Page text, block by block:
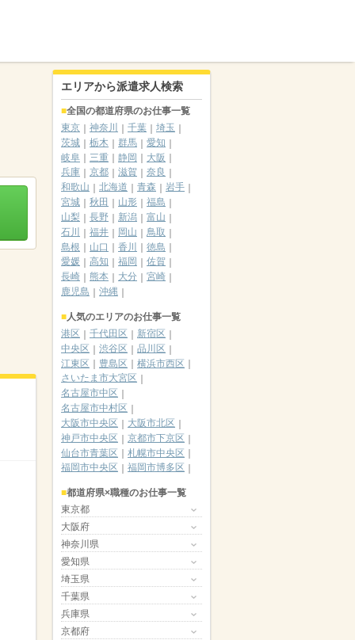
エリアから派遣求人検索
全国の都道府県のお仕事一覧
東京
神奈川 千葉
埼玉
茨城
栃木 群馬
愛知
岐阜
三重 静岡
大阪
兵庫
京都 滋賀
奈良
和歌山
北海道 青森
岩手
宮城
秋田 山形
福島
山梨
長野 新潟
富山
石川
福井 岡山
鳥取
島根
山口 香川
徳島
愛媛
高知 福岡
佐賀
長崎
熊本 大分
宮崎
鹿児島
沖縄
人気のエリアのお仕事一覧
港区
千代田区
新宿区
中央区
渋谷区
品川区
江東区
豊島区
横浜市西区
さいたま市大宮区
名古屋市中区
名古屋市中村区
大阪市中央区
大阪市北区
神戸市中央区
京都市下京区
仙台市青葉区
札幌市中央区
福岡市中央区
福岡市博多区
都道府県×職種のお仕事一覧
東京都
大阪府
神奈川県
愛知県
埼玉県
千葉県
兵庫県
京都府